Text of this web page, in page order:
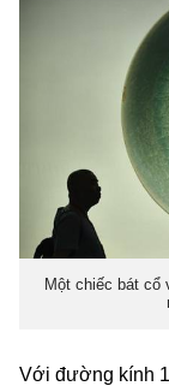
Một chiếc bát
Với đường kính